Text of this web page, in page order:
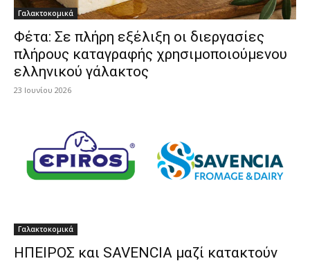
Γαλακτοκομικά
Φέτα: Σε πλήρη εξέλιξη οι διεργασίες
πλήρους καταγραφής χρησιμοποιούμενου
ελληνικού γάλακτος
23 Ιουνίου 2026
Γαλακτοκομικά
ΗΠΕΙΡΟΣ και SAVENCIA μαζί κατακτούν